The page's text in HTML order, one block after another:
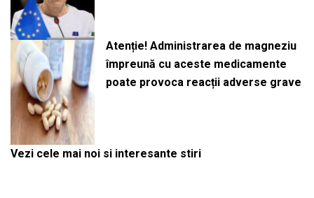
Atenție! Administrarea de magneziu
împreună cu aceste medicamente
poate provoca reacții adverse grave
Vezi cele mai noi si interesante stiri